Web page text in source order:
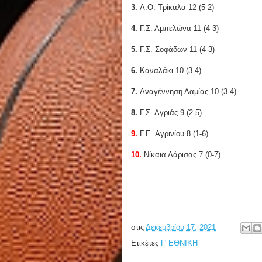
3. Α.Ο. Τρίκαλα 12 (5-2)
4. Γ.Σ. Αμπελώνα 11 (4-3)
5. Γ.Σ. Σοφάδων 11 (4-3)
6. Καναλάκι 10 (3-4)
7. Αναγέννηση Λαμίας 10 (3-4)
8. Γ.Σ. Αγριάς 9 (2-5)
9. Γ.Ε. Αγρινίου 8 (1-6)
10. Νίκαια Λάρισας 7 (0-7)
στις Δεκεμβρίου 17, 2021
Ετικέτες Γ' ΕΘΝΙΚΗ